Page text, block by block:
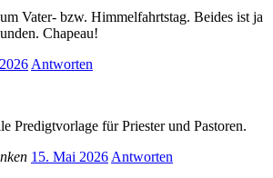
Vater- bzw. Himmelfahrtstag. Beides ist ja
Chapeau!
Antworten
Predigtvorlage für Priester und Pastoren.
15. Mai 2026 Antworten